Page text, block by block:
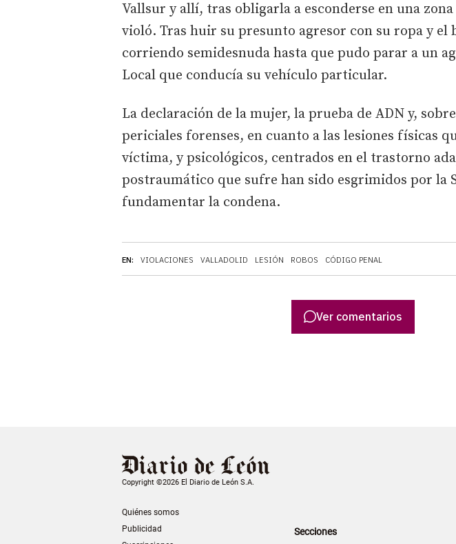
EN: VIOLACIONES VALLADOLID LESIÓN ROBOS CÓDIGO PENAL
Vallsur y allí, tras obligarla a esconderse en una
violó. Tras huir su presunto agresor con su ropa y el
corriendo semidesnuda hasta que pudo parar a un
Local que conducía su vehículo particular.
La declaración de la mujer, la prueba de ADN y,
periciales forenses, en cuanto a las lesiones físicas
víctima, y psicológicos, centrados en el trastorno
postraumático que sufre han sido esgrimidos por la
fundamentar la condena.
Ver comentarios
Copyright ©2026 El Diario de León S.A.
Quiénes somos
Publicidad
Secciones